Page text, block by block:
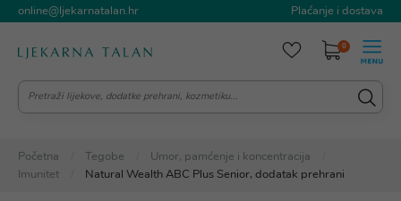
online@ljekarnatalan.hr Plaćanje i dostava
0
Početna Tegobe
Umor, pamćenje i koncentracija
Imunitet
Natural Wealth ABC Plus Senior, dodatak prehrani